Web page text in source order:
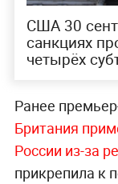
США 30
санкциях
четырёх
Ранее
Британия
России из-за
прикрепила к